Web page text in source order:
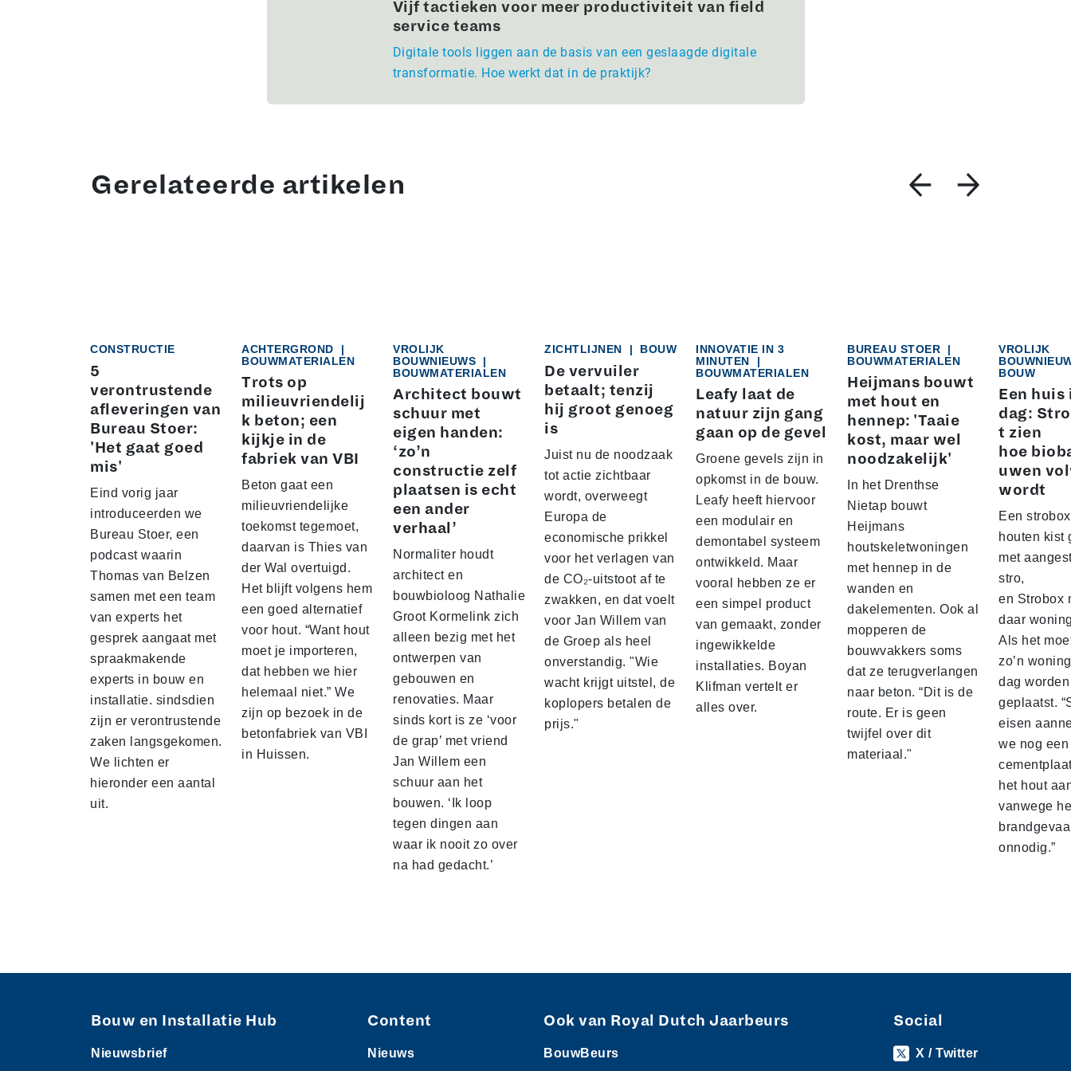
Vijf tactieken voor meer productiviteit van field
service teams
Digitale tools liggen aan de basis van een geslaagde digitale
transformatie. Hoe werkt dat in de praktijk?
Gerelateerde artikelen
CONSTRUCTIE
5
verontrustende
afleveringen van
Bureau Stoer:
'Het gaat goed
mis'
Eind vorig jaar
introduceerden we
Bureau Stoer, een
podcast waarin
Thomas van Belzen
samen met een team
van experts het
gesprek aangaat met
spraakmakende
experts in bouw en
installatie. sindsdien
zijn er verontrustende
zaken langsgekomen.
We lichten er
hieronder een aantal
uit.
ACHTERGROND
|
BOUWMATERIALEN
Trots op
milieuvriendelij
k beton; een
kijkje in de
fabriek van VBI
Beton gaat een
milieuvriendelijke
toekomst tegemoet,
daarvan is Thies van
der Wal overtuigd.
Het blijft volgens hem
een goed alternatief
voor hout. “Want hout
moet je importeren,
dat hebben we hier
helemaal niet.” We
zijn op bezoek in de
betonfabriek van VBI
in Huissen.
VROLIJK
BOUWNIEUWS
|
BOUWMATERIALEN
Architect bouwt
schuur met
eigen handen:
‘zo’n
constructie zelf
plaatsen is echt
een ander
verhaal’
Normaliter houdt
architect en
bouwbioloog Nathalie
Groot Kormelink zich
alleen bezig met het
ontwerpen van
gebouwen en
renovaties. Maar
sinds kort is ze ‘voor
de grap’ met vriend
Jan Willem een
schuur aan het
bouwen. ‘Ik loop
tegen dingen aan
waar ik nooit zo over
na had gedacht.’
ZICHTLIJNEN | BOUW
De vervuiler
betaalt; tenzij
hij groot genoeg
is
Juist nu de noodzaak
tot actie zichtbaar
wordt, overweegt
Europa de
economische prikkel
voor het verlagen van
de CO₂-uitstoot af te
zwakken, en dat voelt
voor Jan Willem van
de Groep als heel
onverstandig. "Wie
wacht krijgt uitstel, de
koplopers betalen de
prijs."
INNOVATIE IN 3
MINUTEN
|
BOUWMATERIALEN
Leafy laat de
natuur zijn gang
gaan op de gevel
Groene gevels zijn in
opkomst in de bouw.
Leafy heeft hiervoor
een modulair en
demontabel systeem
ontwikkeld. Maar
vooral hebben ze er
een simpel product
van gemaakt, zonder
ingewikkelde
installaties. Boyan
Klifman vertelt er
alles over.
BUREAU STOER
|
BOUWMATERIALEN
Heijmans bouwt
met hout en
hennep: 'Taaie
kost, maar wel
noodzakelijk'
In het Drenthse
Nietap bouwt
Heijmans
houtskeletwoningen
met hennep in de
wanden en
dakelementen. Ook al
mopperen de
bouwvakkers soms
dat ze terugverlangen
naar beton. “Dit is de
route. Er is geen
twijfel over dit
materiaal."
VROLIJK
BOUW
Een huis
dag:
t zien
hoe
uwen
wordt
Een
houten kist
met
stro,
en Strobox
daar
Als het
zo’n
dag worden
geplaatst.
eisen
we nog een
het hout
vanwege
onnodig.”
Bouw en Installatie Hub
Nieuwsbrief
Content
Nieuws
Ook van Royal Dutch Jaarbeurs
BouwBeurs
Social
X / Twitter